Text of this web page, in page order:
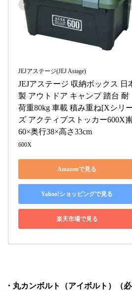
JEJアステージ(JEJ Astage)
JEJアステージ 収納ボックス 日
製 アウトドア キャンプ 踏台 耐
荷重80kg 車載 積み重ね[Xシリ
ズ アクティブストッカー600X]
60×奥行38×高さ33cm
600X
Amazonで見る
Yahoo!ショッピングで見る
楽天市場で見る
・丸カンボルト（アイボルト）（